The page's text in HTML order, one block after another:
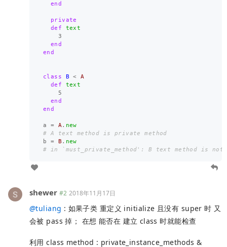
end
private
def
text
3
end
end
class B <
A
def
text
5
end
end
a = A. new
# A text method is private method
b
= B . new
# in `must_private_method': B text method is not
shewer #2 2018年11月17日
@tuliang : 如果子类 重定义 initialize 且没有 super 时 又
会被 pass 掉； 在想 能否在 建立 class 时就能检查
利用 class method : private_instance_methods &